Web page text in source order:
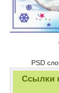
PSD
Ссылки